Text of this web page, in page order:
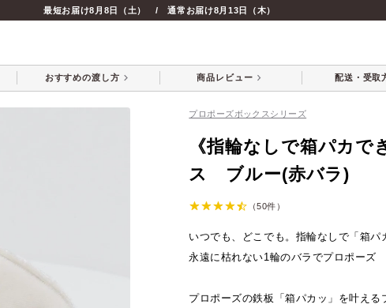
最短お届け8月8日（土） / 通常お届け8月13日（木）
《指輪なしで箱パカできる》プロ
プロポーズボックスシリーズ
《指輪なしで箱パカで
ス ブルー(赤バラ)
（50件）
いつでも、どこでも。指輪なしで「箱パ
永遠に枯れない1輪のバラでプロポーズ
プロポーズの鉄板「箱パカッ」を叶え
おすすめの渡し方 商品レビュー 配送・受取